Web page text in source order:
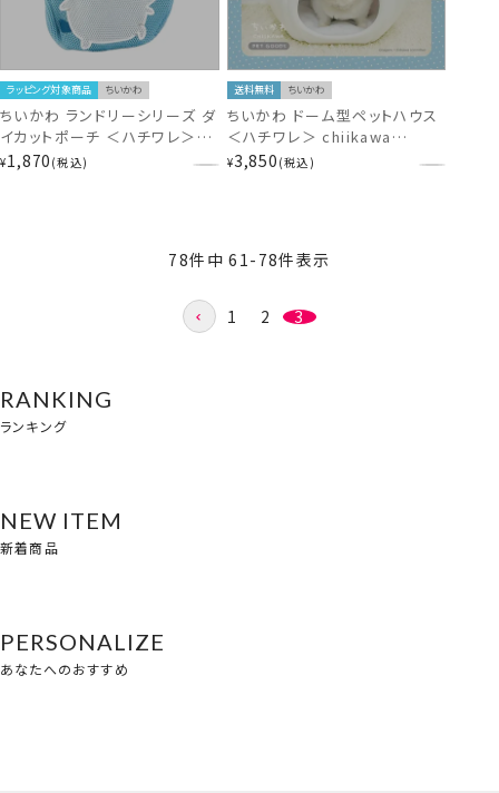
ラッピング対象商品 ちいかわ
ちいかわ ランドリーシリーズ ダ
イカットポーチ ＜ハチワレ＞
CW46436 chiikawa
¥1,870 税込
送料無料 ちいかわ
ちいかわ ドーム型ペットハウス
＜ハチワレ＞ chiikawa
CW20902
¥3,850 税込
78件中 61- 78件表示
1 2 3
RANKING
ランキング
NEW ITEM
新着商品
PERSONALIZE
あなたへのおすすめ